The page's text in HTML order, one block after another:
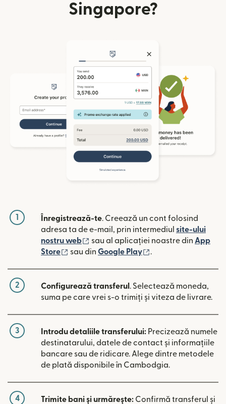
Singapore?
1 Înregistrează-te. Creează un cont folosind
adresa ta de e-mail, prin intermediul site-ului
nostru web
(se deschide într-o fereastră nouă)
sau al aplicației noastre din App
Store
(se deschide într-o fereastră nouă)
sau din Google Play .
2 Configurează transferul . Selectează moneda,
suma pe care vrei s-o trimiți și viteza de livrare.
3 Introdu detaliile transferului: Precizează numele
destinatarului, datele de contact și informațiile
bancare sau de ridicare. Alege dintre metodele
de plată disponibile în Cambodgia.
4 Trimite bani și urmărește: Confirmă transferul și